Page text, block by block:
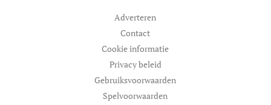
Adverteren
Contact
Cookie informatie
Privacy beleid
Gebruiksvoorwaarden
Spelvoorwaarden